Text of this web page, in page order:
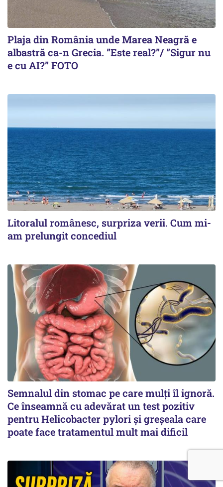
Plaja din România unde Marea Neagră e
albastră ca-n Grecia. ”Este real?”/ ”Sigur nu
e cu AI?” FOTO
Litoralul românesc, surpriza verii. Cum mi-
am prelungit concediul
Semnalul din stomac pe care mulți îl ignoră.
Ce înseamnă cu adevărat un test pozitiv
pentru Helicobacter pylori și greșeala care
poate face tratamentul mult mai dificil